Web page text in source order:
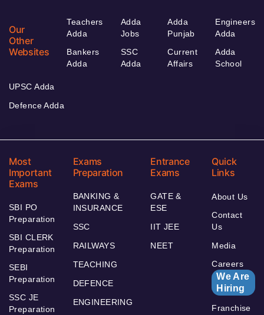
Our
Other
Websites
Teachers
Adda
Bankers
Adda
Adda
Jobs
SSC
Adda
Adda
Punjab
Current
Affairs
Engineers
Adda
Adda
School
UPSC Adda
Defence Adda
Most
Important
Exams
SBI PO
Preparation
SBI CLERK
Preparation
SEBI
Preparation
SSC JE
Preparation
Exams
Preparation
BANKING &
INSURANCE
SSC
RAILWAYS
TEACHING
DEFENCE
ENGINEERING
Entrance
Exams
GATE &
ESE
IIT JEE
NEET
Quick
Links
About Us
Contact
Us
Media
Careers
We Are
Hiring
Franchise